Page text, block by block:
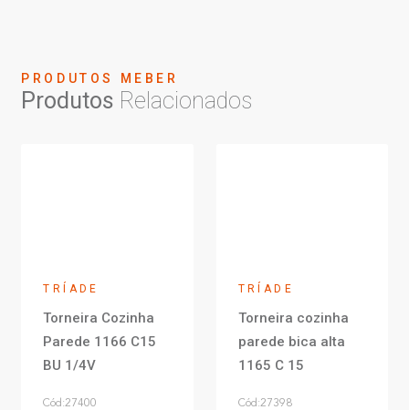
PRODUTOS MEBER
Produtos Relacionados
TRÍADE
Torneira Cozinha
Parede 1166 C15
BU 1/4V
Cód:27400
TRÍADE
Torneira cozinha
parede bica alta
1165 C 15
Cód:27398